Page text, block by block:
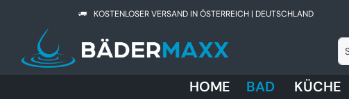
KOSTENLOSER VERSAND IN ÖSTERREICH | DEUTSCHLAND
HOME BAD KÜCHE